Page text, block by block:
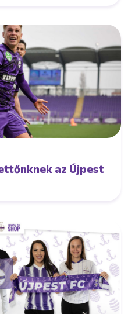
az Újpest